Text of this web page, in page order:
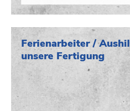
Ferienarbeiter /
unsere Fertigung